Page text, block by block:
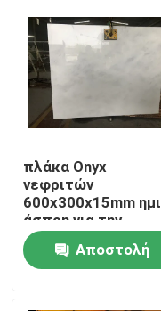
Σπίτι
Προϊόντα
Σχετικά με εμάς
πλάκα Onyx
νεφριτών
600x300x15mm ημι
άσπρη για την
εσωτερική
διακόσμησηΑποστολή